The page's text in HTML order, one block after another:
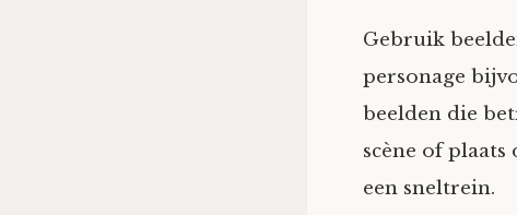
Gebruik
personage
beelden die
scène of
een sneltrein.